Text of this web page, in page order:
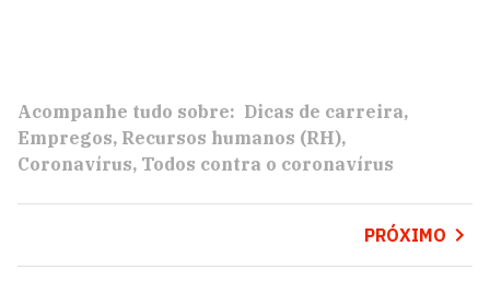
Acompanhe tudo sobre: Dicas de carreira
Empregos Recursos humanos (RH)
Coronavírus Todos contra o coronavírus
PRÓXIMO